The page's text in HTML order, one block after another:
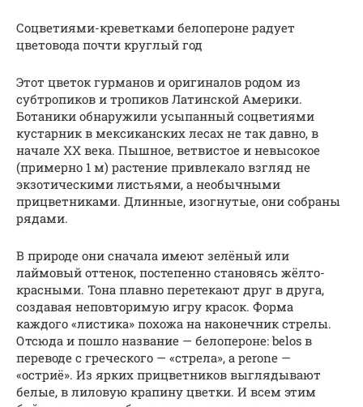
Соцветиями-креветками белопероне радует
цветовода почти круглый год
Этот цветок гурманов и оригиналов родом из
субтропиков и тропиков Латинской Америки.
Ботаники обнаружили усыпанный соцветиями
кустарник в мексиканских лесах не так давно, в
начале XX века. Пышное, ветвистое и невысокое
(примерно 1 м) растение привлекало взгляд не
экзотическими листьями, а необычными
прицветниками. Длинные, изогнутые, они собраны
рядами.
В природе они сначала имеют зелёный или
лаймовый оттенок, постепенно становясь жёлто-
красными. Тона плавно перетекают друг в друга,
создавая неповторимую игру красок. Форма
каждого «листика» похожа на наконечник стрелы.
Отсюда и пошло название — белопероне: belos в
переводе с греческого — «стрела», а perone —
«остриё». Из ярких прицветников выглядывают
белые, в лиловую крапину цветки. И всем этим